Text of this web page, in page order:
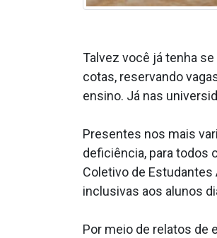
Talvez você já tenha
cotas, reservando
ensino. Já nas
Presentes nos mais
deficiência, para todos
Coletivo de Estudantes
inclusivas aos alunos
Por meio de relatos de